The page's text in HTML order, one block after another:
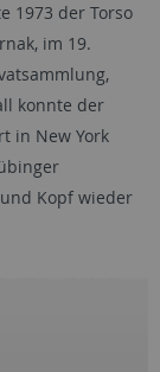
1973 der Torso
im 19.
konnte der
in New York
Kopf wieder